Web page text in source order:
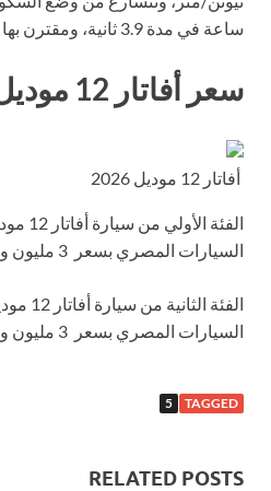
ساعة في مدة 3.9 ثانية، ومقترن بها علبة تروس أوتوماتيك .
سعر أفاتار 12 موديل 2026
أفاتار 12 موديل 2026
السيارات المصري بسعر 3 مليون و 50 ألف جنيه .
السيارات المصري بسعر 3 مليون و 580 ألف جنيه .
TAGGED
5
RELATED POSTS